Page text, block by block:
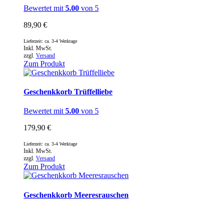
Bewertet mit 5.00 von 5
89,90 €
Inkl. MwSt.
zzgl. Versand
Lieferzeit: ca. 3-4 Werktage
Zum Produkt
Geschenkkorb Trüffelliebe
Bewertet mit 5.00 von 5
179,90 €
Inkl. MwSt.
zzgl. Versand
Lieferzeit: ca. 3-4 Werktage
Zum Produkt
Geschenkkorb Meeresrauschen